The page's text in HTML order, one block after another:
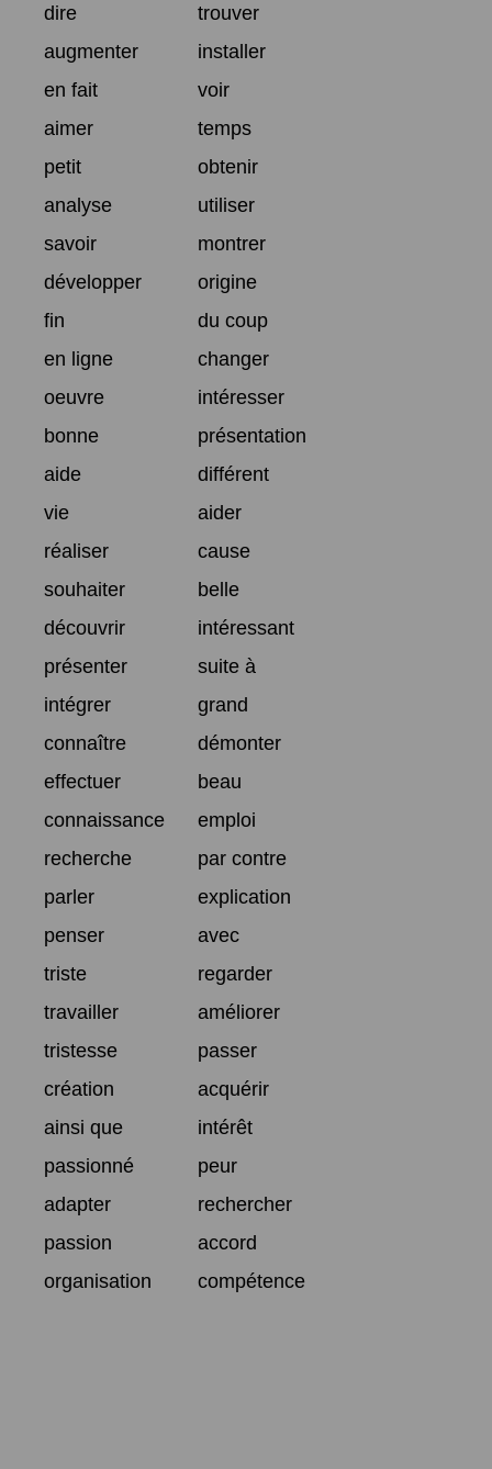
dire
trouver
augmenter
installer
en fait
voir
aimer
temps
petit
obtenir
analyse
utiliser
savoir
montrer
développer
origine
fin
du coup
en ligne
changer
oeuvre
intéresser
bonne
présentation
aide
différent
vie
aider
réaliser
cause
souhaiter
belle
découvrir
intéressant
présenter
suite à
intégrer
grand
connaître
démonter
effectuer
beau
connaissance
emploi
recherche
par contre
parler
explication
penser
avec
triste
regarder
travailler
améliorer
tristesse
passer
création
acquérir
ainsi que
intérêt
passionné
peur
adapter
rechercher
passion
accord
organisation
compétence